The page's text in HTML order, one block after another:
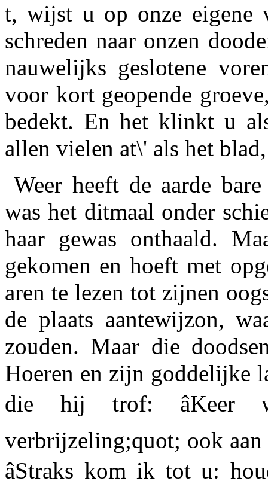
t, wijst u op onze eigene
schreden naar onzen
nauwelijks geslotene
voor kort geopende
bedekt. En het klinkt u
allen vielen at\' als het
Weer heeft de aarde
was het ditmaal onder
haar gewas onthaald.
gekomen en hoeft met
aren te lezen tot zijnen
de plaats aantewijzon,
zouden. Maar die
Hoeren en zijn goddelijke
die hij trof: âKeer
verbrijzeling;quot; ook
âStraks kom ik tot u: